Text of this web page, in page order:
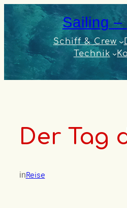
Zum
Inhalt
springen
Sailing –
Schiff & Crew
Technik
Der Tag
in Reise